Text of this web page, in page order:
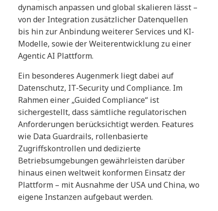
dynamisch anpassen und global skalieren lässt –
von der Integration zusätzlicher Datenquellen
bis hin zur Anbindung weiterer Services und KI-
Modelle, sowie der Weiterentwicklung zu einer
Agentic AI Plattform.
Ein besonderes Augenmerk liegt dabei auf
Datenschutz, IT-Security und Compliance. Im
Rahmen einer „Guided Compliance“ ist
sichergestellt, dass sämtliche regulatorischen
Anforderungen berücksichtigt werden. Features
wie Data Guardrails, rollenbasierte
Zugriffskontrollen und dedizierte
Betriebsumgebungen gewährleisten darüber
hinaus einen weltweit konformen Einsatz der
Plattform – mit Ausnahme der USA und China, wo
eigene Instanzen aufgebaut werden.